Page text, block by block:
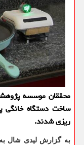
محققان موسسه
ساخت دستگاه خانگی
ریزی شدند.
به گزارش لیدی شال